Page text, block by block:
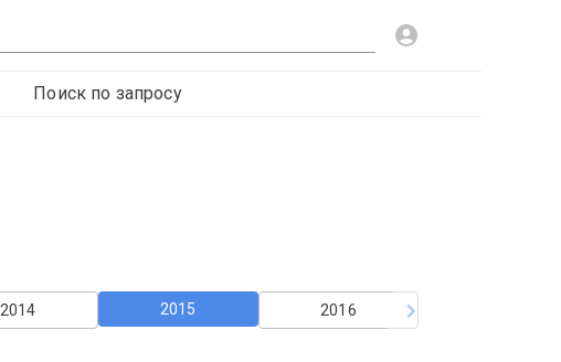
Поиск по запросу
2016
2015
2014